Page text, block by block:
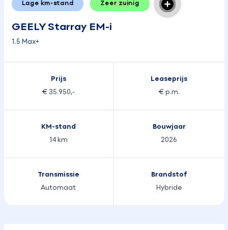
Lage km-stand Zeer zuinig
GEELY Starray EM-i
1.5 Max+
Prijs
€ 35.950,-
Leaseprijs
€ p.m.
KM-stand
14 km
Bouwjaar
2026
Transmissie
Automaat
Brandstof
Hybride